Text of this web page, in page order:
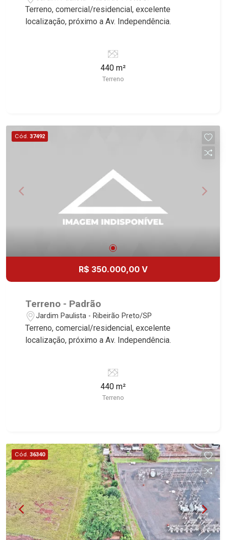
Terreno, comercial/residencial, excelente
localização, próximo a Av. Independência.
440 m²
Terreno
Cód. 37492
R$ 350.000,00 V
Terreno - Padrão
Jardim Paulista - Ribeirão Preto/SP
Terreno, comercial/residencial, excelente
localização, próximo a Av. Independência.
440 m²
Terreno
Cód. 36340